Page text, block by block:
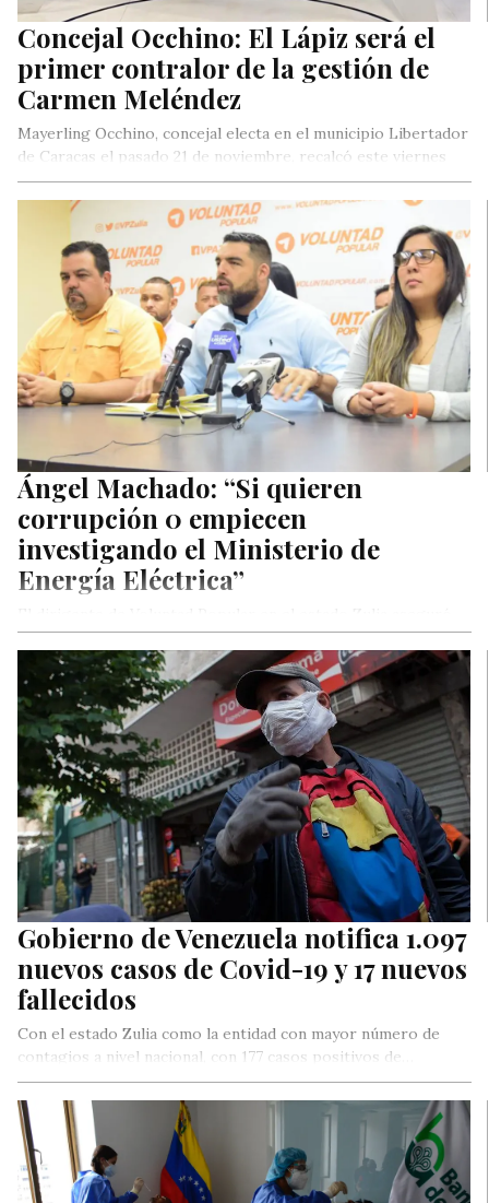
Concejal Occhino: El Lápiz será el
primer contralor de la gestión de
Carmen Meléndez
Mayerling Occhino, concejal electa en el municipio Libertador
de Caracas el pasado 21 de noviembre, recalcó este viernes
que la…
Ángel Machado: “Si quieren
corrupción 0 empiecen
investigando el Ministerio de
Energía Eléctrica”
que en el país se cumplen 16 años con problemas eléctricos.
“Jesse Chacón, Héctor Navarro, Ángel Rodríguez y Luis
Motta Domínguez deben explicarle al país que hicieron con
los recursos para las obras eléctricas”.
Gobierno de Venezuela notifica 1.097
nuevos casos de Covid-19 y 17 nuevos
fallecidos
Con el estado Zulia como la entidad con mayor número de
contagios a nivel nacional, con 177 casos positivos de…